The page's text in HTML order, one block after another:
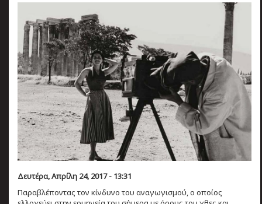
Δευτέρα, Απρίλη 24, 2017 - 13:31
Παραβλέποντας τον κίνδυνο του αναγωγισμού, ο οποίος